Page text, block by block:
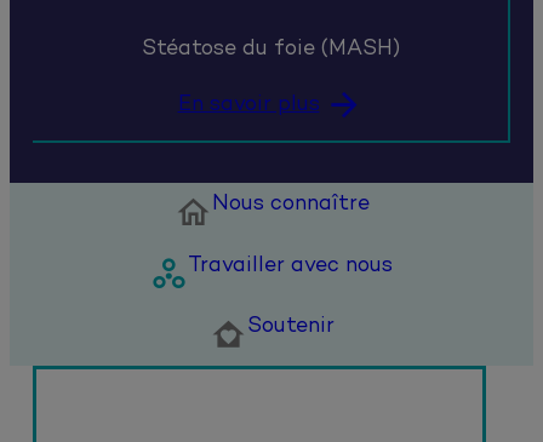
Stéatose du foie (MASH)
En savoir plus
 Nous connaître
Travailler avec nous
 Soutenir